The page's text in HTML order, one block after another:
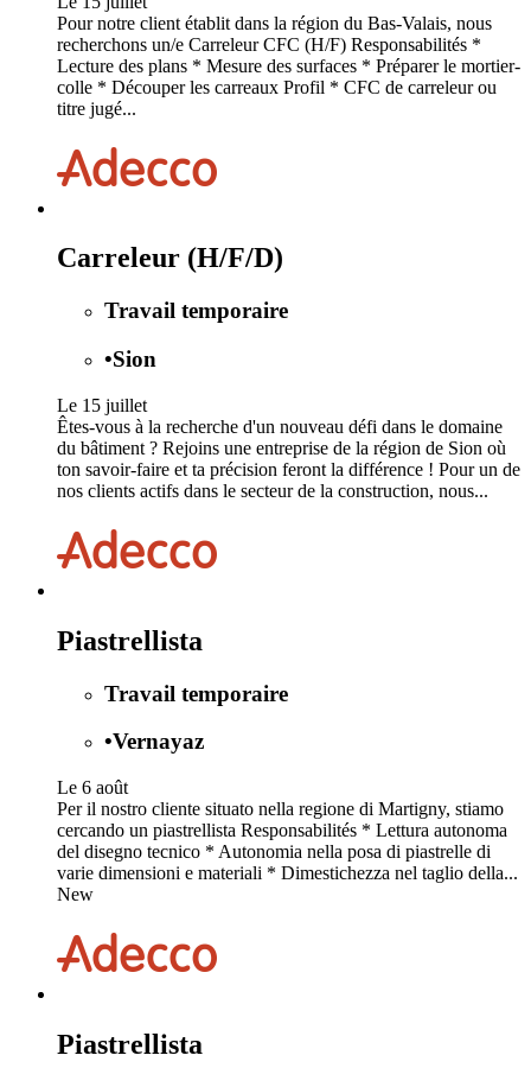
Pour notre client établit dans la région du Bas-Valais, nous
recherchons un/e Carreleur CFC (H/F) Responsabilités *
Lecture des plans * Mesure des surfaces * Préparer le mortier-
colle * Découper les carreaux Profil * CFC de carreleur ou
titre jugé...
Carreleur (H/F/D)
Travail temporaire
•Sion
Le 15 juillet
Êtes-vous à la recherche d'un nouveau défi dans le domaine
du bâtiment ? Rejoins une entreprise de la région de Sion où
ton savoir-faire et ta précision feront la différence ! Pour un de
nos clients actifs dans le secteur de la construction, nous...
Piastrellista
Travail temporaire
•Vernayaz
Le 6 août
Per il nostro cliente situato nella regione di Martigny, stiamo
cercando un piastrellista Responsabilités * Lettura autonoma
del disegno tecnico * Autonomia nella posa di piastrelle di
varie dimensioni e materiali * Dimestichezza nel taglio della...
New
Piastrellista